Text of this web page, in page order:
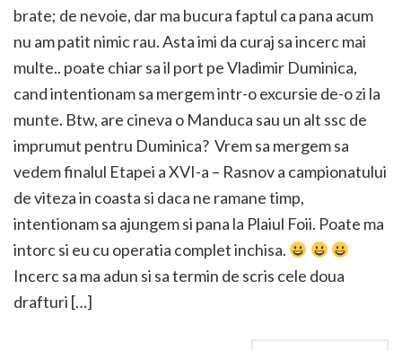
brate; de nevoie, dar ma bucura faptul ca pana acum
nu am patit nimic rau. Asta imi da curaj sa incerc mai
multe.. poate chiar sa il port pe Vladimir Duminica,
cand intentionam sa mergem intr-o excursie de-o zi la
munte. Btw, are cineva o Manduca sau un alt ssc de
imprumut pentru Duminica? Vrem sa mergem sa
vedem finalul Etapei a XVI-a – Rasnov a campionatului
de viteza in coasta si daca ne ramane timp,
intentionam sa ajungem si pana la Plaiul Foii. Poate ma
intorc si eu cu operatia complet inchisa.
Incerc sa ma adun si sa termin de scris cele doua
drafturi […]